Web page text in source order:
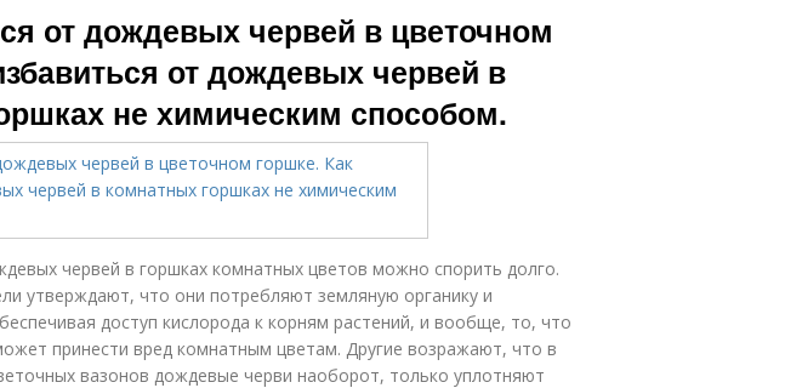
от дождевых червей в цветочном
от дождевых червей в
не химическим способом.
червей в горшках комнатных цветов можно спорить долго.
утверждают, что они потребляют земляную органику и
доступ кислорода к корням растений, и вообще, то, что
принести вред комнатным цветам. Другие возражают, что в
вазонов дождевые черви наоборот, только уплотняют